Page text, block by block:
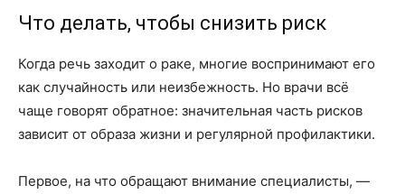
Что делать, чтобы снизить риск
Когда речь заходит о раке, многие воспринимают его
как случайность или неизбежность. Но врачи всё
чаще говорят обратное: значительная часть рисков
зависит от образа жизни и регулярной профилактики.
Первое, на что обращают внимание специалисты, —